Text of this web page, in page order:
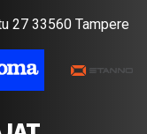
27 33560 Tampere